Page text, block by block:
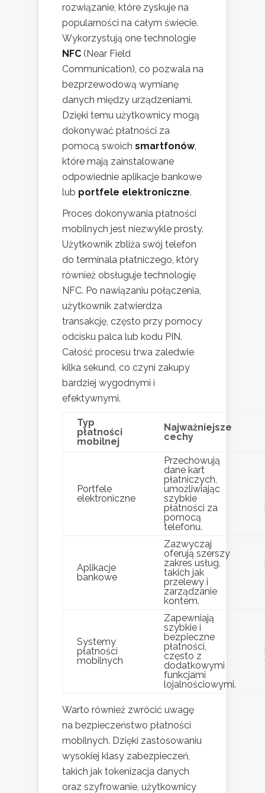
rozwiązanie, które zyskuje na
popularności na całym świecie.
Wykorzystują one technologie
NFC (Near Field
Communication), co pozwala na
bezprzewodową wymianę
danych między urządzeniami.
Dzięki temu użytkownicy mogą
dokonywać płatności za
pomocą swoich smartfonów,
które mają zainstalowane
odpowiednie aplikacje bankowe
lub portfele elektroniczne.
Proces dokonywania płatności
mobilnych jest niezwykle prosty.
Użytkownik zbliża swój telefon
do terminala płatniczego, który
również obsługuje technologię
NFC. Po nawiązaniu połączenia,
użytkownik zatwierdza
transakcję, często przy pomocy
odcisku palca lub kodu PIN.
Całość procesu trwa zaledwie
kilka sekund, co czyni zakupy
bardziej wygodnymi i
efektywnymi.
Typ
płatności
mobilnej
Najważniejsze
cechy
Portfele
elektroniczne
Przechowują
dane kart
płatniczych,
umożliwiając
szybkie
płatności za
pomocą
telefonu.
Aplikacje
bankowe
Zazwyczaj
oferują szerszy
zakres usług,
takich jak
przelewy i
zarządzanie
kontem.
Systemy
płatności
mobilnych
Zapewniają
szybkie i
bezpieczne
płatności,
często z
dodatkowymi
funkcjami
lojalnościowymi.
Warto również zwrócić uwagę
na bezpieczeństwo płatności
mobilnych. Dzięki zastosowaniu
wysokiej klasy zabezpieczeń,
takich jak tokenizacja danych
oraz szyfrowanie, użytkownicy